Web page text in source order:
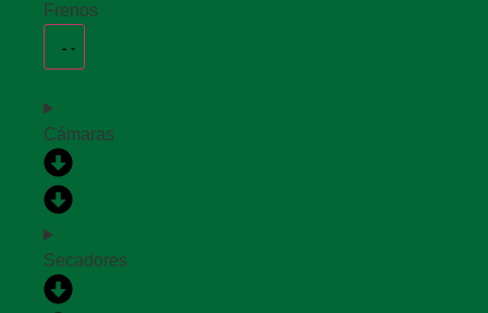
Frenos
Cámaras
Secadores